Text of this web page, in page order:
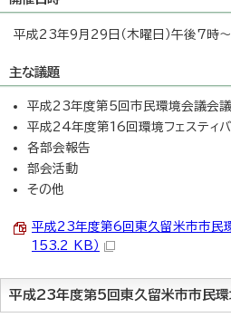
平成23年9月29日（木曜日）午後7時
主な議題
平成23年度第5回市民環境会議会議
平成24年度第16回環境フェスティ
各部会報告
部会活動
その他
平成23年度第6回東久留米市市民
153.2 KB）
平成23年度第5回東久留米市市民環